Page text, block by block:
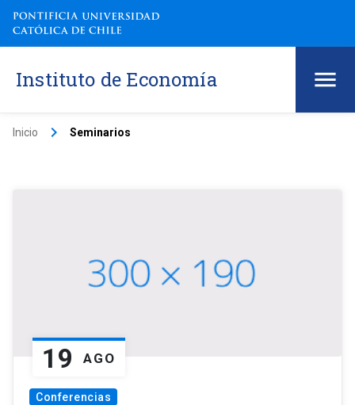
Instituto de Economía
Inicio keyboard_arrow_right Seminarios
19 AGO
Conferencias